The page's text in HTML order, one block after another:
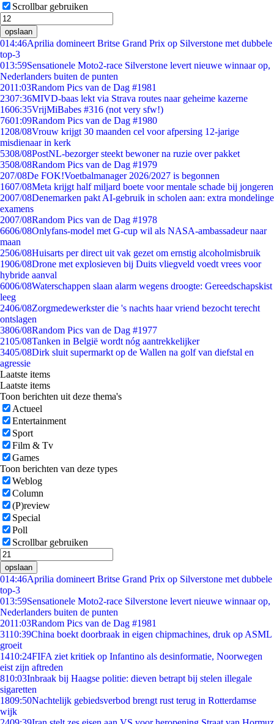
Scrollbar gebruiken
opslaan
014:46Aprilia domineert Britse Grand Prix op Silverstone met dubbele
top-3
013:59Sensationele Moto2-race Silverstone levert nieuwe winnaar op,
Nederlanders buiten de punten
2011:03Random Pics van de Dag #1981
2307:36MIVD-baas lekt via Strava routes naar geheime kazerne
1606:35VrijMiBabes #316 (not very sfw!)
7601:09Random Pics van de Dag #1980
1208/08Vrouw krijgt 30 maanden cel voor afpersing 12-jarige
misdienaar in kerk
5308/08PostNL-bezorger steekt bewoner na ruzie over pakket
3508/08Random Pics van de Dag #1979
207/08De FOK!Voetbalmanager 2026/2027 is begonnen
1607/08Meta krijgt half miljard boete voor mentale schade bij jongeren
2007/08Denemarken pakt AI-gebruik in scholen aan: extra mondelinge
examens
2007/08Random Pics van de Dag #1978
6606/08Onlyfans-model met G-cup wil als NASA-ambassadeur naar
maan
2506/08Huisarts per direct uit vak gezet om ernstig alcoholmisbruik
1906/08Drone met explosieven bij Duits vliegveld voedt vrees voor
hybride aanval
6006/08Waterschappen slaan alarm wegens droogte: Gereedschapskist
leeg
2406/08Zorgmedewerkster die 's nachts haar vriend bezocht terecht
ontslagen
3806/08Random Pics van de Dag #1977
2105/08Tanken in België wordt nóg aantrekkelijker
3405/08Dirk sluit supermarkt op de Wallen na golf van diefstal en
agressie
Laatste items
Laatste items
Toon berichten uit deze thema's
Actueel
Entertainment
Sport
Film & Tv
Games
Toon berichten van deze types
Weblog
Column
(P)review
Special
Poll
Scrollbar gebruiken
opslaan
014:46Aprilia domineert Britse Grand Prix op Silverstone met dubbele
top-3
013:59Sensationele Moto2-race Silverstone levert nieuwe winnaar op,
Nederlanders buiten de punten
2011:03Random Pics van de Dag #1981
3110:39China boekt doorbraak in eigen chipmachines, druk op ASML
groeit
1410:24FIFA ziet kritiek op Infantino als desinformatie, Noorwegen
eist zijn aftreden
810:03Inbraak bij Haagse politie: dieven betrapt bij stelen illegale
sigaretten
1809:50Nachtelijk gebiedsverbod brengt rust terug in Rotterdamse
wijk